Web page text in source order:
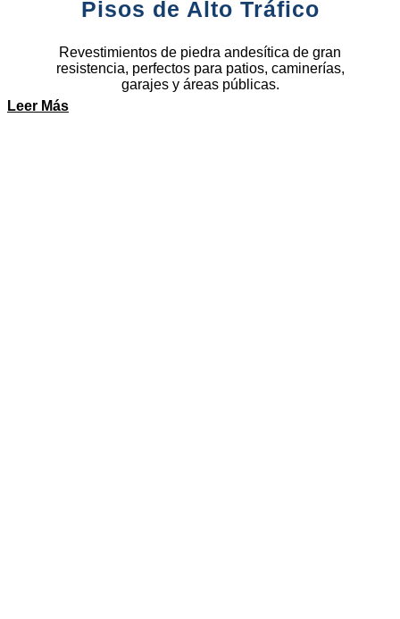
Pisos de Alto Tráfico
Revestimientos de piedra andesítica de gran
resistencia, perfectos para patios, caminerías,
garajes y áreas públicas.
Leer Más